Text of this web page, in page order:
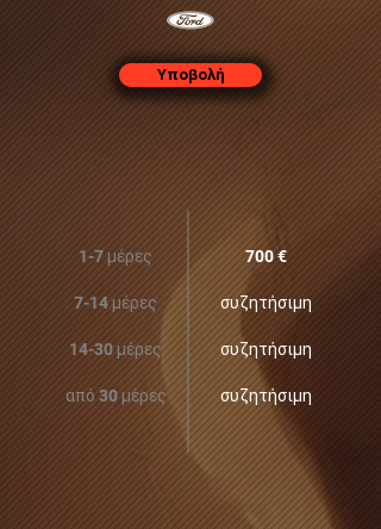
Υποβολή
1-7 μέρες
7-14 μέρες
700 €‎
συζητήσιμη
14-30 μέρες
από 30 μέρες
συζητήσιμη
συζητήσιμη